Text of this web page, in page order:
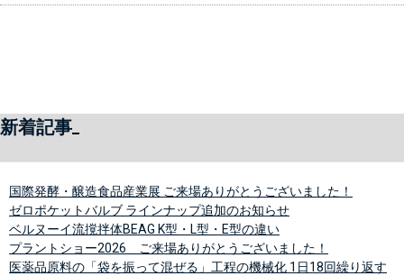
新着記事
国際発酵・醸造食品産業展 ご来場ありがとうございました！
ゼロポケットバルブ ラインナップ追加のお知らせ
ベルヌーイ流撹拌体BEAG K型・L型・E型の違い
プラントショー2026 ご来場ありがとうございました！
医薬品原料の「袋を振って混ぜる」工程の機械化 1日18回繰り返す